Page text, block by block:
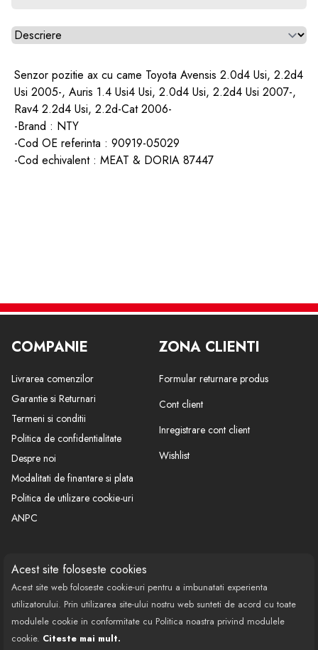
Acest site foloseste cookies
Acest site web foloseste cookie-uri pentru a imbunatati experienta
utilizatorului. Prin utilizarea site-ului nostru web sunteti de acord cu toate
modulele cookie in conformitate cu Politica noastra privind modulele
cookie. Citeste mai mult.
Alegeti tab
Senzor pozitie ax cu came Toyota Avensis 2.0d4 Usi, 2.2d4
Usi 2005-, Auris 1.4 Usi4 Usi, 2.0d4 Usi, 2.2d4 Usi 2007-,
Rav4 2.2d4 Usi, 2.2d-Cat 2006-
-Brand : NTY
-Cod OE referinta : 90919-05029
-Cod echivalent : MEAT & DORIA 87447
COMPANIE
Livrarea comenzilor
Garantie si Returnari
Termeni si conditii
Politica de confidentialitate
Despre noi
Modalitati de finantare si plata
Politica de utilizare cookie-uri
ANPC
ZONA CLIENTI
Formular returnare produs
Cont client
Inregistrare cont client
Wishlist
CONTACT
Call Center: 0377 100 941
Program de lucru: Luni-Vineri
08:00 - 18:00